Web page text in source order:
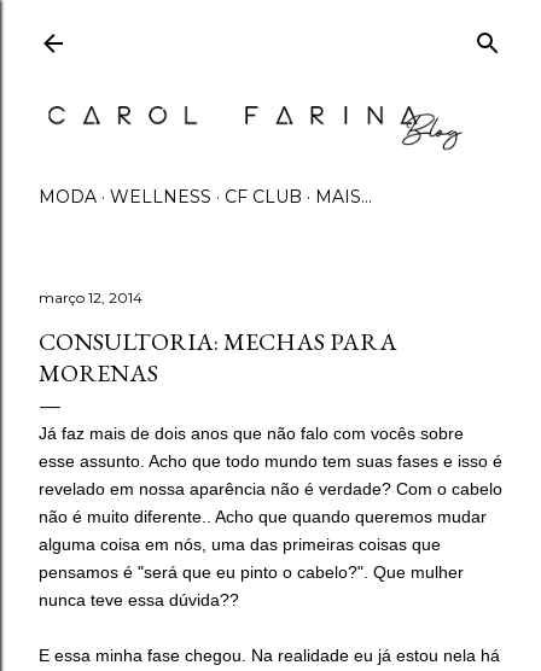
MODA WELLNESS CF CLUB MAIS…
março 12, 2014
CONSULTORIA: MECHAS PARA
MORENAS
Já faz mais de dois anos que não falo com vocês sobre
esse assunto. Acho que todo mundo tem suas fases e isso é
revelado em nossa aparência não é verdade? Com o cabelo
não é muito diferente.. Acho que quando queremos mudar
alguma coisa em nós, uma das primeiras coisas que
pensamos é "será que eu pinto o cabelo?". Que mulher
nunca teve essa dúvida??
E essa minha fase chegou. Na realidade eu já estou nela há